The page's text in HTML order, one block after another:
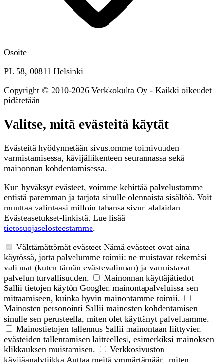
Osoite
PL 58, 00811 Helsinki
Copyright © 2010-2026 Verkkokulta Oy - Kaikki oikeudet
pidätetään
Valitse, mitä evästeitä käytät
Evästeitä hyödynnetään sivustomme toimivuuden
varmistamisessa, kävijäliikenteen seurannassa sekä
mainonnan kohdentamisessa.
Kun hyväksyt evästeet, voimme kehittää palvelustamme
entistä paremman ja tarjota sinulle olennaista sisältöä. Voit
muuttaa valintaasi milloin tahansa sivun alalaidan
Evästeasetukset-linkistä. Lue lisää
tietosuojaselosteestamme.
Välttämättömät evästeet Nämä evästeet ovat aina
käytössä, jotta palvelumme toimii: ne muistavat tekemäsi
valinnat (kuten tämän evästevalinnan) ja varmistavat
palvelun turvallisuuden.
Mainonnan käyttäjätiedot
Sallii tietojen käytön Googlen mainontapalveluissa sen
mittaamiseen, kuinka hyvin mainontamme toimii.
Mainosten personointi Sallii mainosten kohdentamisen
sinulle sen perusteella, miten olet käyttänyt palveluamme.
Mainostietojen tallennus Sallii mainontaan liittyvien
evästeiden tallentamisen laitteellesi, esimerkiksi mainoksen
klikkauksen muistamisen.
Verkkosivuston
kävijäanalytiikka Auttaa meitä ymmärtämään, miten